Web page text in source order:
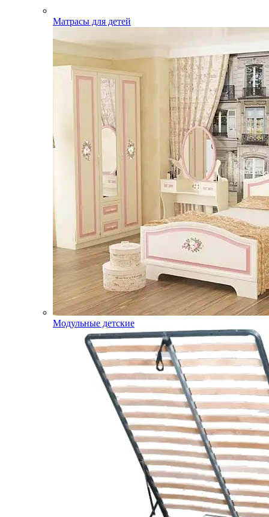
Матрасы для детей
Модульные детские